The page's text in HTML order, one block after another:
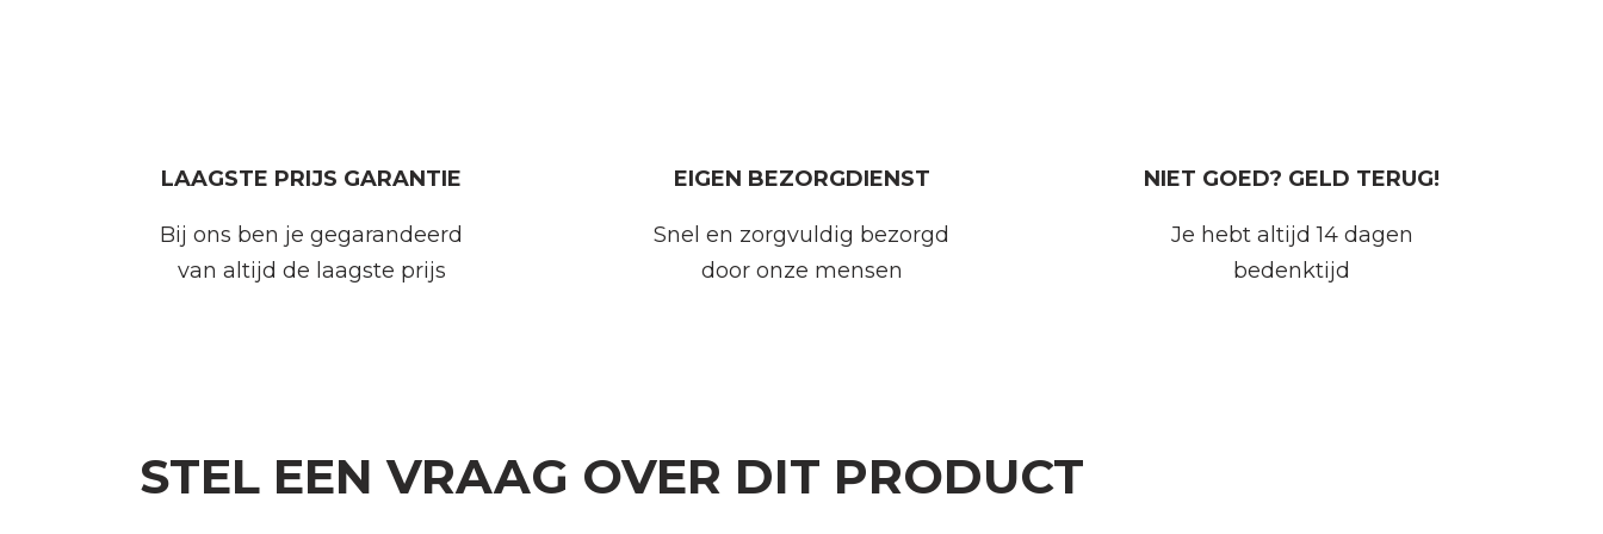
LAAGSTE PRIJS GARANTIE
Bij ons ben je gegarandeerd
van altijd de laagste prijs
EIGEN BEZORGDIENST
Snel en zorgvuldig bezorgd
door onze mensen
NIET GOED? GELD TERUG!
Je hebt altijd 14 dagen
bedenktijd
STEL EEN VRAAG OVER DIT PRODUCT